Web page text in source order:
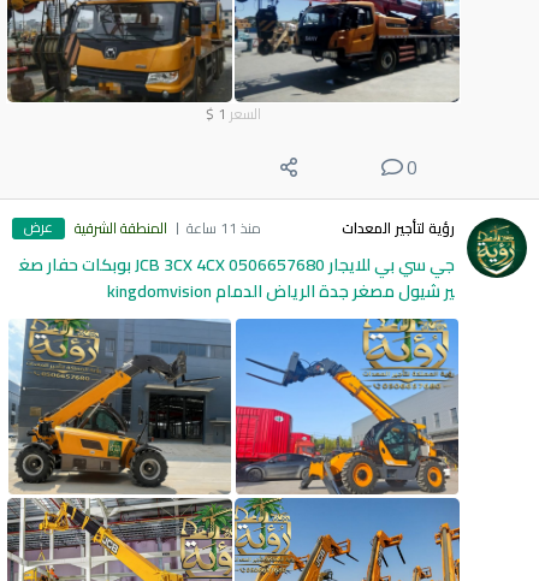
السعر 1
$
0
رؤية لتأجير المعدات منذ 11 ساعة المنطقة الشرقية عرض
جي سي بي للايجار 0506657680 JCB 3CX 4CX بوبكات حفار صغ
ير شيول مصغر جدة الرياض الدمام kingdomvision